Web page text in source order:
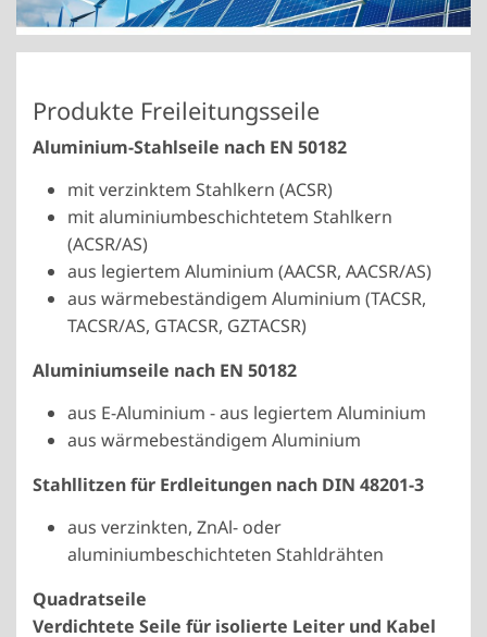
Produkte Freileitungsseile
Aluminium-Stahlseile nach EN 50182
mit verzinktem Stahlkern (ACSR)
mit aluminiumbeschichtetem Stahlkern
(ACSR/AS)
aus legiertem Aluminium (AACSR, AACSR/AS)
aus wärmebeständigem Aluminium (TACSR,
TACSR/AS, GTACSR, GZTACSR)
Aluminiumseile nach EN 50182
aus E-Aluminium - aus legiertem Aluminium
aus wärmebeständigem Aluminium
Stahllitzen für Erdleitungen nach DIN 48201-3
aus verzinkten, ZnAl- oder
aluminiumbeschichteten Stahldrähten
Quadratseile
Verdichtete Seile für isolierte Leiter und Kabel